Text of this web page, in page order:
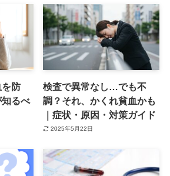
防
るべ
検査で異常なし…でも不
調？それ、かくれ貧血かも
｜症状・原因・対策ガイド
2025年5月22日